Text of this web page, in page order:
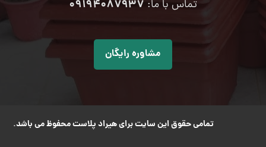
تماس با ما: ۰۹۱۹۴۰۸۷۹۳۷
مشاوره رایگان
تمامی حقوق این سایت برای هیراد پلاست محفوظ می باشد.